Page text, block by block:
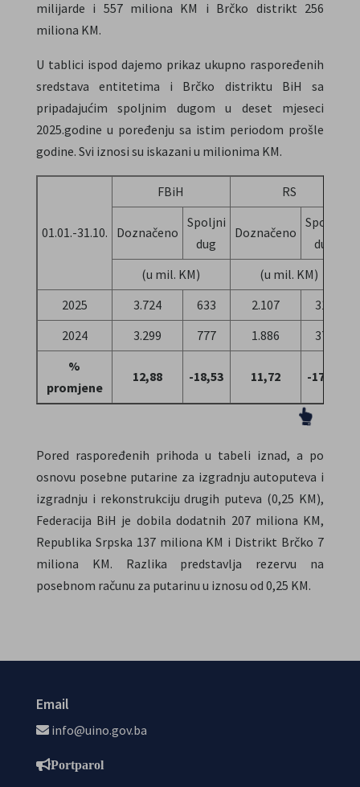
milijarde i 557 miliona KM i Brčko distrikt 256
miliona KM.
U tablici ispod dajemo prikaz ukupno raspoređenih
sredstava entitetima i Brčko distriktu BiH sa
pripadajućim spoljnim dugom u deset mjeseci
2025.godine u poređenju sa istim periodom prošle
godine. Svi iznosi su iskazani u milionima KM.
01.01.-31.10.
FBiH RS
Doznačeno
Spoljni
dug
Doznačeno
Spoljni
dug
(u mil. KM)
(u mil. KM)
2025
3.724 633 2.107
313
2024
3.299 777 1.886
378
%
promjene
12,88 -18,53 11,72 -17,20
Pored raspoređenih prihoda u tabeli iznad, a po
osnovu posebne putarine za izgradnju autoputeva i
izgradnju i rekonstrukciju drugih puteva (0,25 KM),
Federacija BiH je dobila dodatnih 207 miliona KM,
Republika Srpska 137 miliona KM i Distrikt Brčko 7
miliona KM. Razlika predstavlja rezervu na
posebnom računu za putarinu u iznosu od 0,25 KM.
Email
info@uino.gov.ba
Portparol